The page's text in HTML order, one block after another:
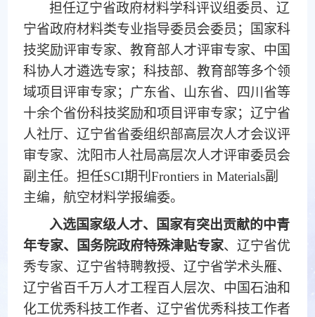
担任辽宁省政府材料学科评议组委员、辽
宁省政府材料类专业指导委员会委员；国家科
技奖励评审专家、教育部人才评审专家、中国
科协人才遴选专家；科技部、教育部等多个领
域项目评审专家；广东省、山东省、四川省等
十余个省份科技奖励和项目评审专家；辽宁省
人社厅、辽宁省省委组织部高层次人才会议评
审专家、沈阳市人社局高层次人才评审委员会
副主任。担任SCI期刊Frontiers in Materials副
主编，航空材料学报编委。
入选国家级人才、国家有突出贡献的中青
年专家、国务院政府特殊津贴专家、辽宁省优
秀专家、辽宁省特聘教授、辽宁省学术头雁、
辽宁省百千万人才工程百人层次、中国石油和
化工优秀科技工作者、辽宁省优秀科技工作者